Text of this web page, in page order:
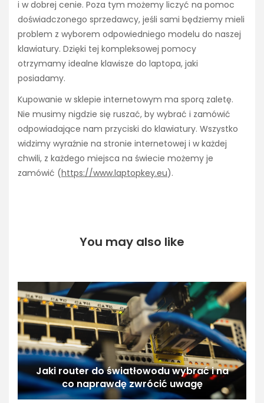
i w dobrej cenie. Poza tym możemy liczyć na pomoc
doświadczonego sprzedawcy, jeśli sami będziemy mieli
problem z wyborem odpowiedniego modelu do naszej
klawiatury. Dzięki tej kompleksowej pomocy
otrzymamy idealne klawisze do laptopa, jaki
posiadamy.
Kupowanie w sklepie internetowym ma sporą zaletę.
Nie musimy nigdzie się ruszać, by wybrać i zamówić
odpowiadające nam przyciski do klawiatury. Wszystko
widzimy wyraźnie na stronie internetowej i w każdej
chwili, z każdego miejsca na świecie możemy je
zamówić (https://www.laptopkey.eu).
You may also like
Jaki router do światłowodu wybrać i na
co naprawdę zwrócić uwagę